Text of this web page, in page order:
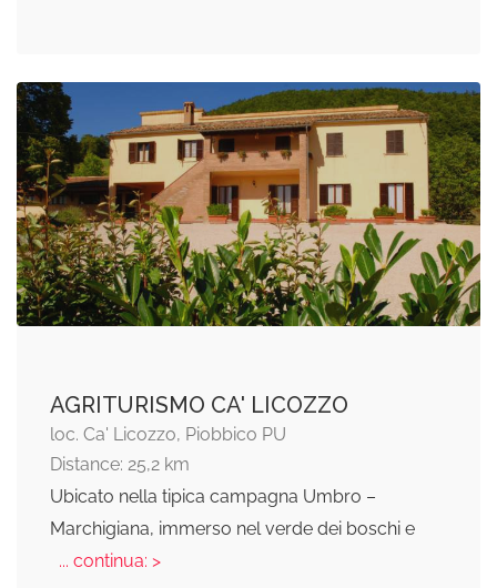
AGRITURISMO CA' LICOZZO
loc. Ca' Licozzo, Piobbico PU
Distance: 25,2 km
Ubicato nella tipica campagna Umbro –
Marchigiana, immerso nel verde dei boschi e
... continua: >